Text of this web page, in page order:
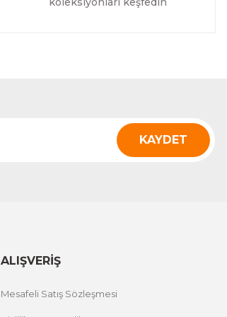
KAYDET
ALIŞVERİŞ
Mesafeli Satış Sözleşmesi